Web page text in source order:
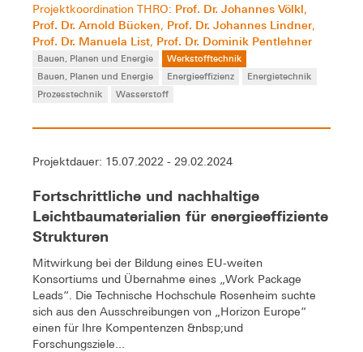
Projektkoordination THRO: Prof. Dr. Johannes Völkl,
Prof. Dr. Arnold Bücken, Prof. Dr. Johannes Lindner,
Prof. Dr. Manuela List, Prof. Dr. Dominik Pentlehner
Bauen, Planen und Energie
Werkstofftechnik
Bauen, Planen und Energie
Energieeffizienz
Energietechnik
Prozesstechnik
Wasserstoff
Projektdauer: 15.07.2022 - 29.02.2024
Fortschrittliche und nachhaltige
Leichtbaumaterialien für energieeffiziente
Strukturen
Mitwirkung bei der Bildung eines EU-weiten
Konsortiums und Übernahme eines „Work Package
Leads“. Die Technische Hochschule Rosenheim suchte
sich aus den Ausschreibungen von „Horizon Europe“
einen für Ihre Kompentenzen &nbsp;und
Forschungsziele...